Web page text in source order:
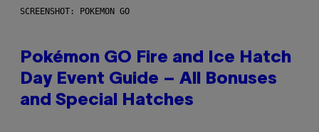
SCREENSHOT: POKEMON GO
Pokémon GO Fire and Ice Hatch
Day Event Guide – All Bonuses
and Special Hatches